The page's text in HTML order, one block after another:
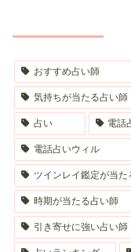
おすすめ占い師
気持ちが当たる占い師
占い 電話
電話占いウィル
ツインレイ鑑定が当た
時期が当たる占い師
引き寄せに強い占い師